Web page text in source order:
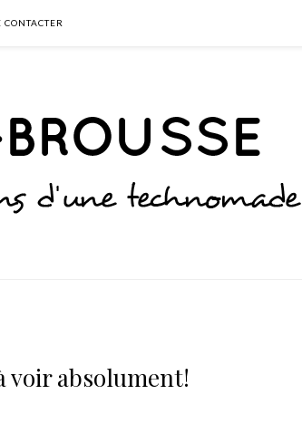
CONTACTER
voir absolument!